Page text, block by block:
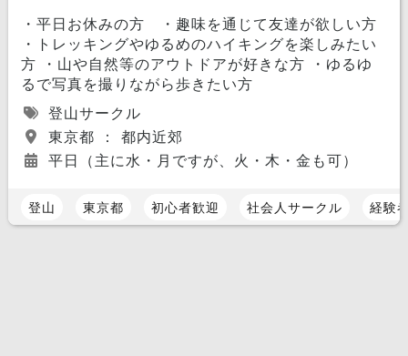
・平日お休みの方 ・趣味を通じて友達が欲しい方
・トレッキングやゆるめのハイキングを楽しみたい
方 ・山や自然等のアウトドアが好きな方 ・ゆるゆ
るで写真を撮りながら歩きたい方
登山サークル
東京都 ： 都内近郊
平日（主に水・月ですが、火・木・金も可）
登山 東京都 初心者歓迎 社会人サークル 経験